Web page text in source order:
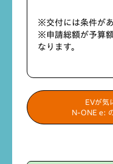
※交付には条件があ
※申請総額が予算
なります。
EVが気
N-ONE e: